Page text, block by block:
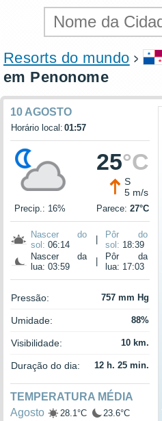
Resorts do mundo
em Penonome
10 AGOSTO
Horário local: 01:57
25°C
S
5 m/s
Precip.: 16% Parece: 27°C
Nascer do
sol: 06:14
Pôr do
sol: 18:39
Nascer da
lua: 03:59
Pôr da
lua: 17:03
Pressão: 757 mm Hg
Umidade: 88%
Visibilidade: 10 km.
Duração do dia: 12 h. 25 min.
TEMPERATURA MÉDIA
Agosto
28.1°C 23.6°C